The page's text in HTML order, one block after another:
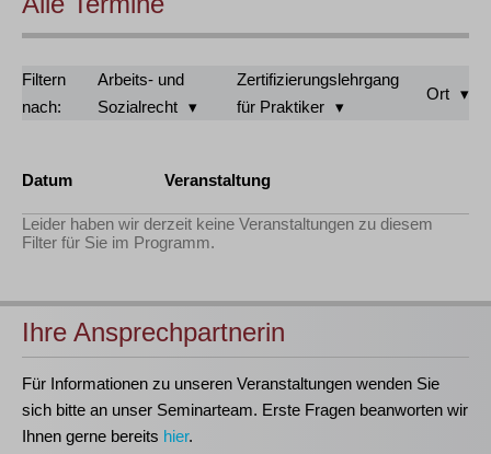
Filtern
nach:
Arbeits- und
Sozialrecht
Zertifizierungslehrgang
für Praktiker
Ort
Datum Veranstaltung
Leider haben wir derzeit keine Veranstaltungen zu diesem
Filter für Sie im Programm.
Ihre Ansprechpartnerin
Für Informationen zu unseren Veranstaltungen wenden Sie
sich bitte an unser Seminarteam. Erste Fragen beanworten wir
Ihnen gerne bereits hier.